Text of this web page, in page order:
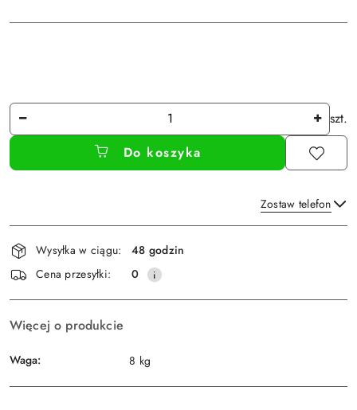
Ilość
szt.
Do koszyka
Zostaw telefon
Wyślij
Dostępność
i
dostawa
Wysyłka w ciągu:
48 godzin
Cena przesyłki:
0
Więcej o produkcie
Waga: 8 kg